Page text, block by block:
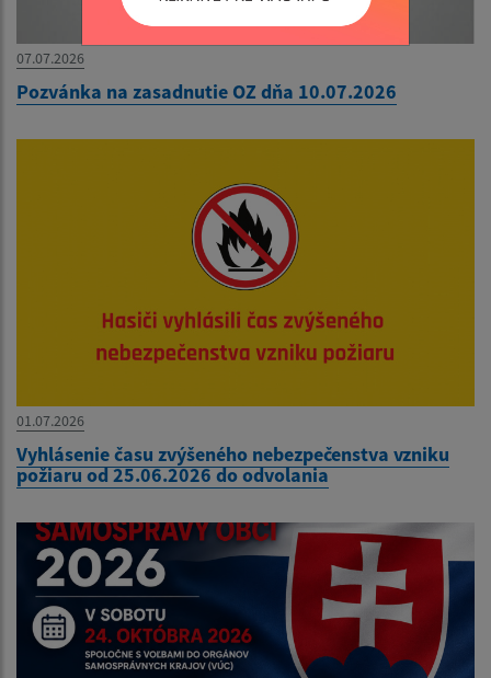
07.07.2026
Pozvánka na zasadnutie OZ dňa 10.07.2026
01.07.2026
Vyhlásenie času zvýšeného nebezpečenstva vzniku
požiaru od 25.06.2026 do odvolania